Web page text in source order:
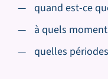
quand est-ce
à quels
quelles